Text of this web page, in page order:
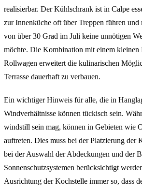
realisierbar. Der Kühlschrank ist in Calpe
zur Innenküche oft über Treppen führen und
von über 30 Grad im Juli keine unnötigen
möchte. Die Kombination mit einem kleinen
Rollwagen erweitert die kulinarischen
Terrasse dauerhaft zu verbauen.
Ein wichtiger Hinweis für alle, die in
Windverhältnisse können tückisch sein.
windstill sein mag, können in Gebieten wie
auftreten. Dies muss bei der Platzierung der
bei der Auswahl der Abdeckungen und der
Sonnenschutzsystemen berücksichtigt
Ausrichtung der Kochstelle immer so, dass